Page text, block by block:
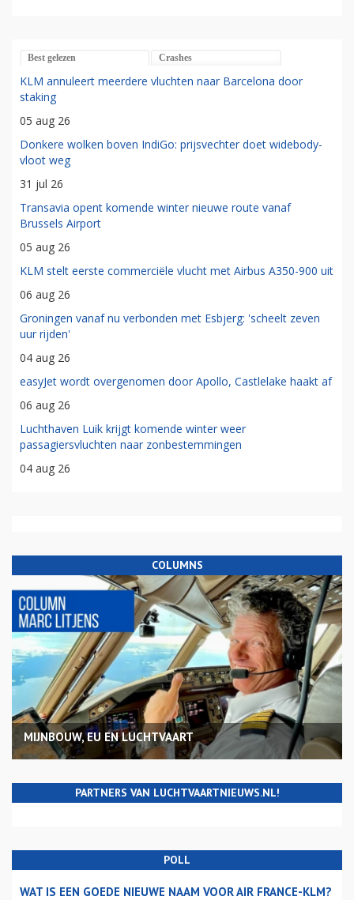
Best gelezen Crashes
KLM annuleert meerdere vluchten naar Barcelona door
staking
05 aug 26
Donkere wolken boven IndiGo: prijsvechter doet widebody-
vloot weg
31 jul 26
Transavia opent komende winter nieuwe route vanaf
Brussels Airport
05 aug 26
KLM stelt eerste commerciële vlucht met Airbus A350-900 uit
06 aug 26
Groningen vanaf nu verbonden met Esbjerg: 'scheelt zeven
uur rijden'
04 aug 26
easyJet wordt overgenomen door Apollo, Castlelake haakt af
06 aug 26
Luchthaven Luik krijgt komende winter weer
passagiersvluchten naar zonbestemmingen
04 aug 26
COLUMNS
MIJNBOUW, EU EN LUCHTVAART
PARTNERS VAN LUCHTVAARTNIEUWS.NL!
POLL
WAT IS EEN GOEDE NIEUWE NAAM VOOR AIR FRANCE-KLM?